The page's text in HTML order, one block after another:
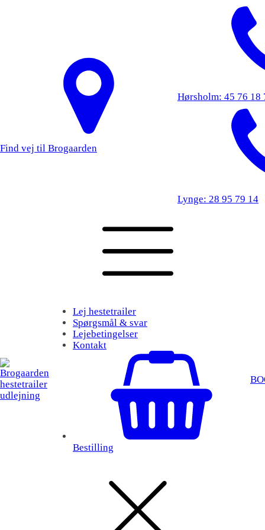
Find vej til Brogaarden
Hørsholm: 45 76 18
Lynge: 28 95 79 14
Lej hestetrailer
Spørgsmål & svar
Lejebetingelser
Kontakt
Bestilling